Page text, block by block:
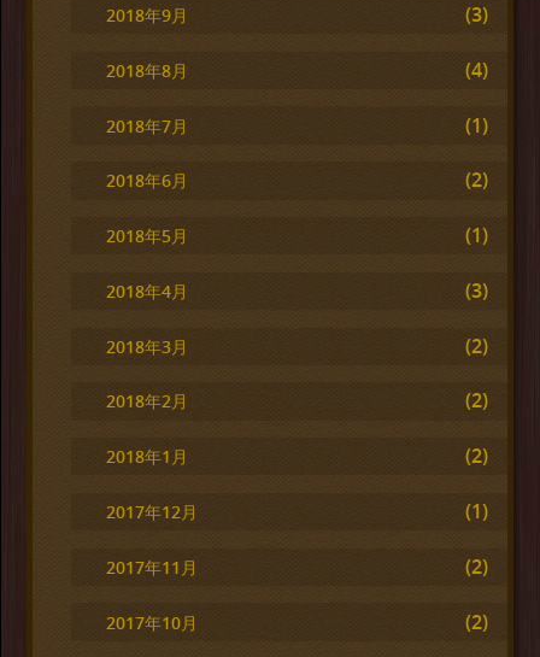
2018年9月 (3)
2018年8月 (4)
2018年7月 (1)
2018年6月 (2)
2018年5月 (1)
2018年4月 (3)
2018年3月 (2)
2018年2月 (2)
2018年1月 (2)
2017年12月 (1)
2017年11月 (2)
2017年10月 (2)